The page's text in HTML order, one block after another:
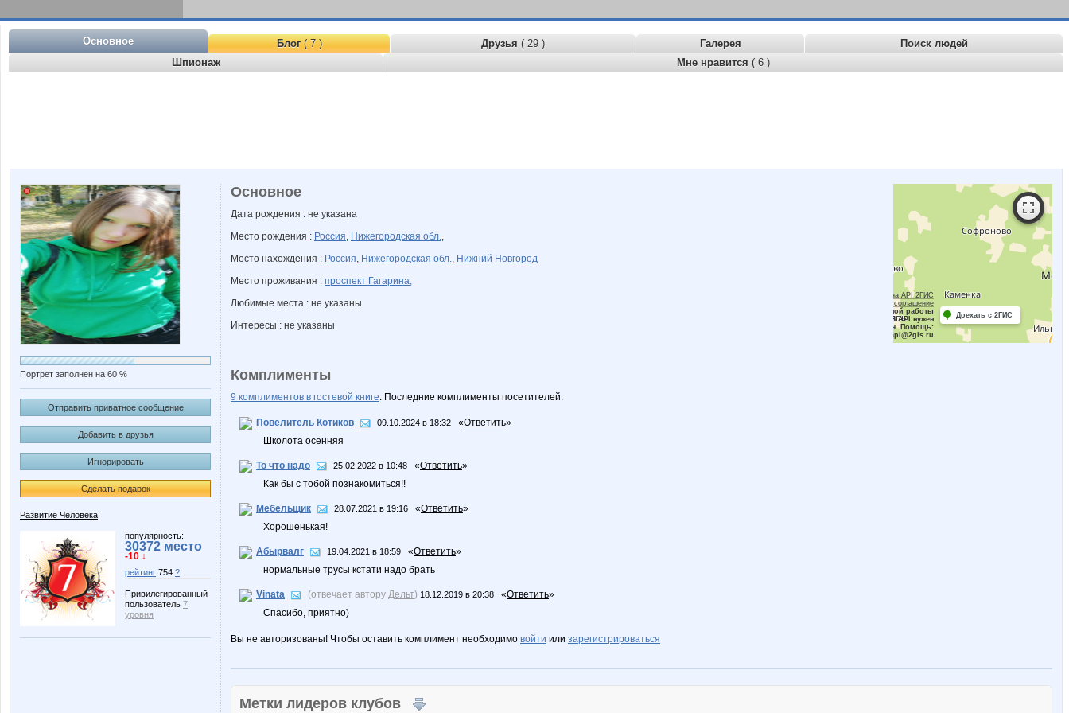
Основное Блог( 7 ) Друзья ( 29 ) Галерея
Поиск людей
Шпионаж
Мне нравится ( 6 )
Портрет заполнен на 60 %
Отправить приватное сообщение
Добавить в друзья
Игнорировать
Сделать подарок
Развитие Человека
популярность:
30372 место
-10 ↓
рейтинг 754 ?
Привилегированный
пользователь 7
уровня
Работает на API 2ГИС
Лицензионное соглашение
Для корректной работы
Raster JS API нужен
ключ. Помощь:
api@2gis.ru
Доехать с 2ГИС
Основное
Дата рождения : не указана
Место рождения : Россия, Нижегородская обл.,
Место нахождения : Россия, Нижегородская обл., Нижний Новгород
Место проживания : проспект Гагарина,
Любимые места : не указаны
Интересы : не указаны
Комплименты
9 комплиментов в гостевой книге. Последние комплименты посетителей:
Повелитель Котиков 09.10.2024 в 18:32 «Ответить»
Школота осенняя
То что надо 25.02.2022 в 10:48 «Ответить»
Как бы с тобой познакомиться!!
Мебельщик 28.07.2021 в 19:16 «Ответить»
Хорошенькая!
Абырвалг 19.04.2021 в 18:59 «Ответить»
нормальные трусы кстати надо брать
Vinata (отвечает автору Дельт) 18.12.2019 в 20:38 «Ответить»
Спасибо, приятно)
Вы не авторизованы! Чтобы оставить комплимент необходимо войти или зарегистрироваться
Метки лидеров клубов